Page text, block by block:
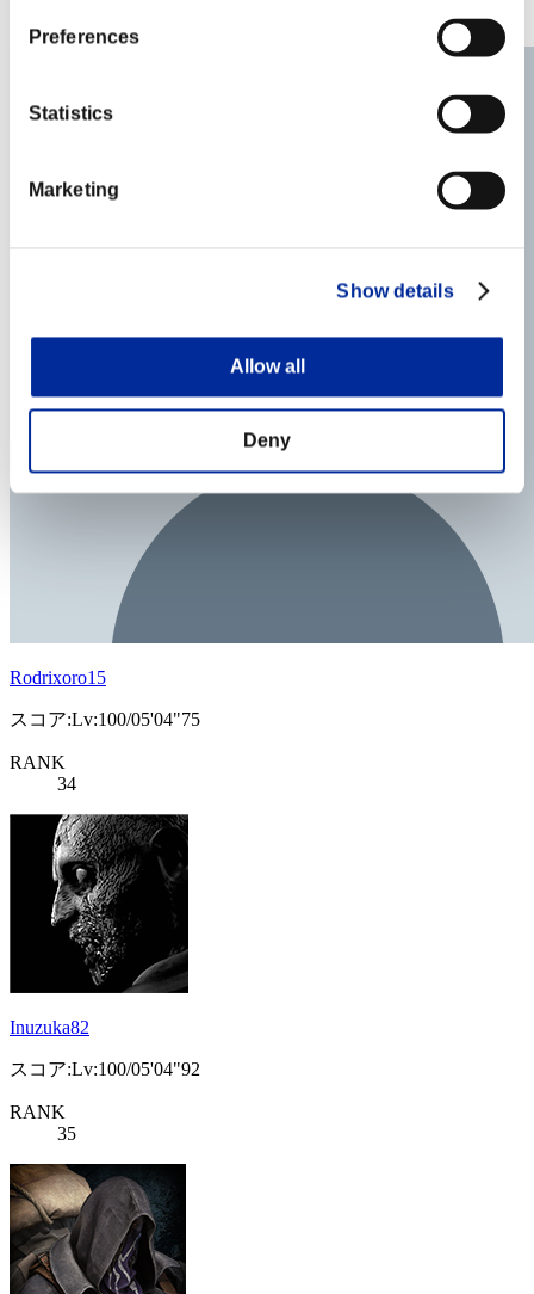
Preferences
Statistics
Marketing
Show details
Allow all
Deny
Rodrixoro15
スコア:Lv:100/05'04"75
RANK
34
Inuzuka82
スコア:Lv:100/05'04"92
RANK
35